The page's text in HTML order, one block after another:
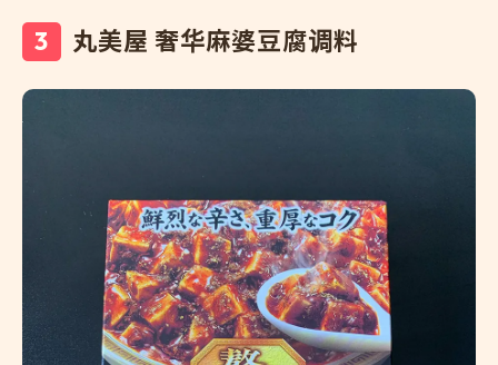
丸美屋 奢华麻婆豆腐调料